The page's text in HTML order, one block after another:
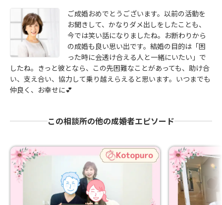
ご成婚おめでとうございます。以前の活動を
お聞きして、かなりダメ出しをしたことも、
今では笑い話になりましたね。お断わりから
の成婚も良い思い出です。結婚の目的は「困
った時に会透け合える人と一緒にいたい」で
したね。きっと彼となら、この先困難なことがあっても、助け合
い、支え合い、協力して乗り越えらえると思います。いつまでも
仲良く、お幸せに💕
この相談所の他の成婚者エピソード